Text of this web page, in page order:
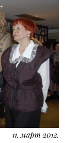
11. март 2012.